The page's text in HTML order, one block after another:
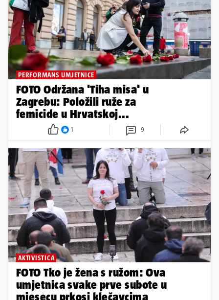
PERFORMANS UMJETNICE
FOTO Održana 'Tiha misa' u
Zagrebu: Položili ruže za
femicide u Hrvatskoj...
1 9
AKTIVISTICA
FOTO Tko je žena s ružom: Ova
umjetnica svake prve subote u
mjesecu prkosi klečavcima